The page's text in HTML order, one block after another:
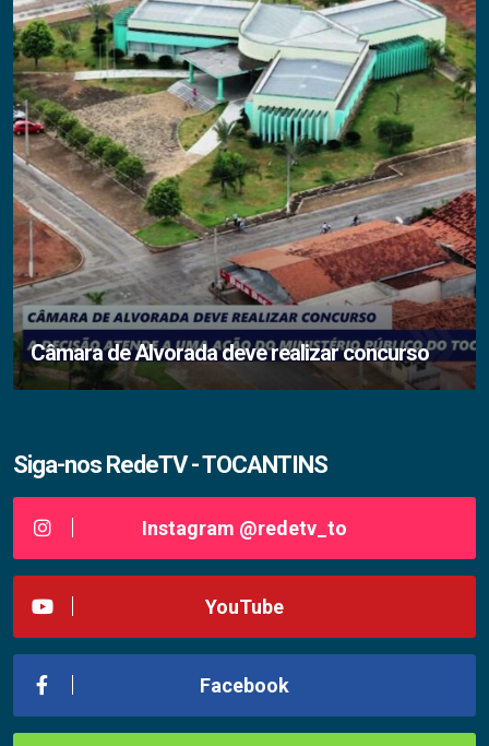
Câmara de Alvorada deve realizar concurso
Siga-nos RedeTV - TOCANTINS
Instagram @redetv_to
YouTube
Facebook